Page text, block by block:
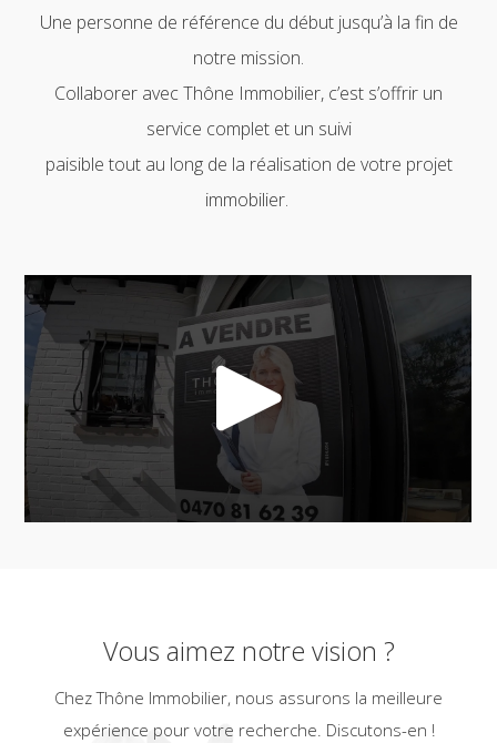
Une personne de référence du début jusqu’à la fin de
notre mission.
Collaborer avec Thône Immobilier, c’est s’offrir un
service complet et un suivi
paisible tout au long de la réalisation de votre projet
immobilier.
Vous aimez notre vision ?
Chez Thône Immobilier, nous assurons la meilleure
expérience pour votre recherche. Discutons-en !